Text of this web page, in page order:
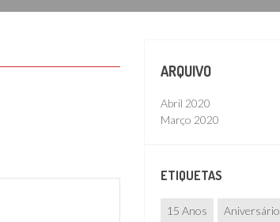
ARQUIVO
Abril 2020
Março 2020
ETIQUETAS
15 Anos Aniversário